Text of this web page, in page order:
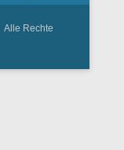
Alle Rechte